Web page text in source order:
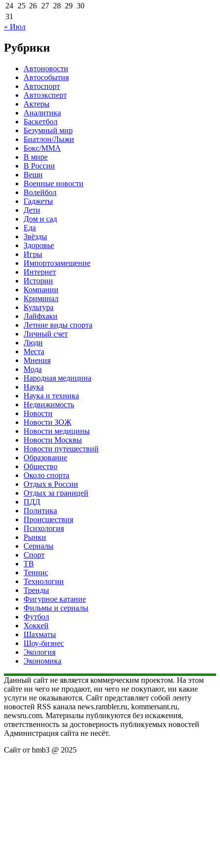
24 25 26 27 28 29 30
31
« Июл
Рубрики
Автоновости
Автособытия
Автоспорт
Автоэксперт
Актеры
Аналитика
Баскетбол
Безумный мир
Биатлон/Лыжи
Бокс/MMA
В мире
В России
Вещи
Военные новости
Волейбол
Гаджеты
Дети
Дом и сад
Еда
Звёзды
Здоровье
Игры
Импортозамещение
Интернет
Истории
Компании
Криминал
Культура
Лайфхаки
Летние виды спорта
Личный счет
Люди
Места
Мнения
Мода
Народная медицина
Наука
Наука и техника
Недвижимость
Новости
Новости ЗОЖ
Новости медицины
Новости Москвы
Новости путешествий
Образование
Общество
Около спорта
Отдых в России
Отдых за границей
ПДД
Политика
Происшествия
Психология
Рынки
Сериалы
Спорт
ТВ
Теннис
Технологии
Тренды
Фигурное катание
Фильмы и сериалы
Футбол
Хоккей
Шахматы
Шоу-бизнес
Экология
Экономика
Данный сайт не является коммерческим проектом. На этом
сайте ни чего не продают, ни чего не покупают, ни какие
услуги не оказываются. Сайт представляет собой ленту
новостей RSS канала news.rambler.ru, kommersant.ru,
newsru.com. Материалы публикуются без искажения,
ответственность за достоверность публикуемых новостей
Администрация сайта не несёт.
Сайт от bmb3 @ 2025